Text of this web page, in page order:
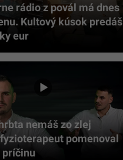
rádio z povál má dnes
Kultový kúsok predáš
eur
nemáš zo zlej
pomenoval
príčinu